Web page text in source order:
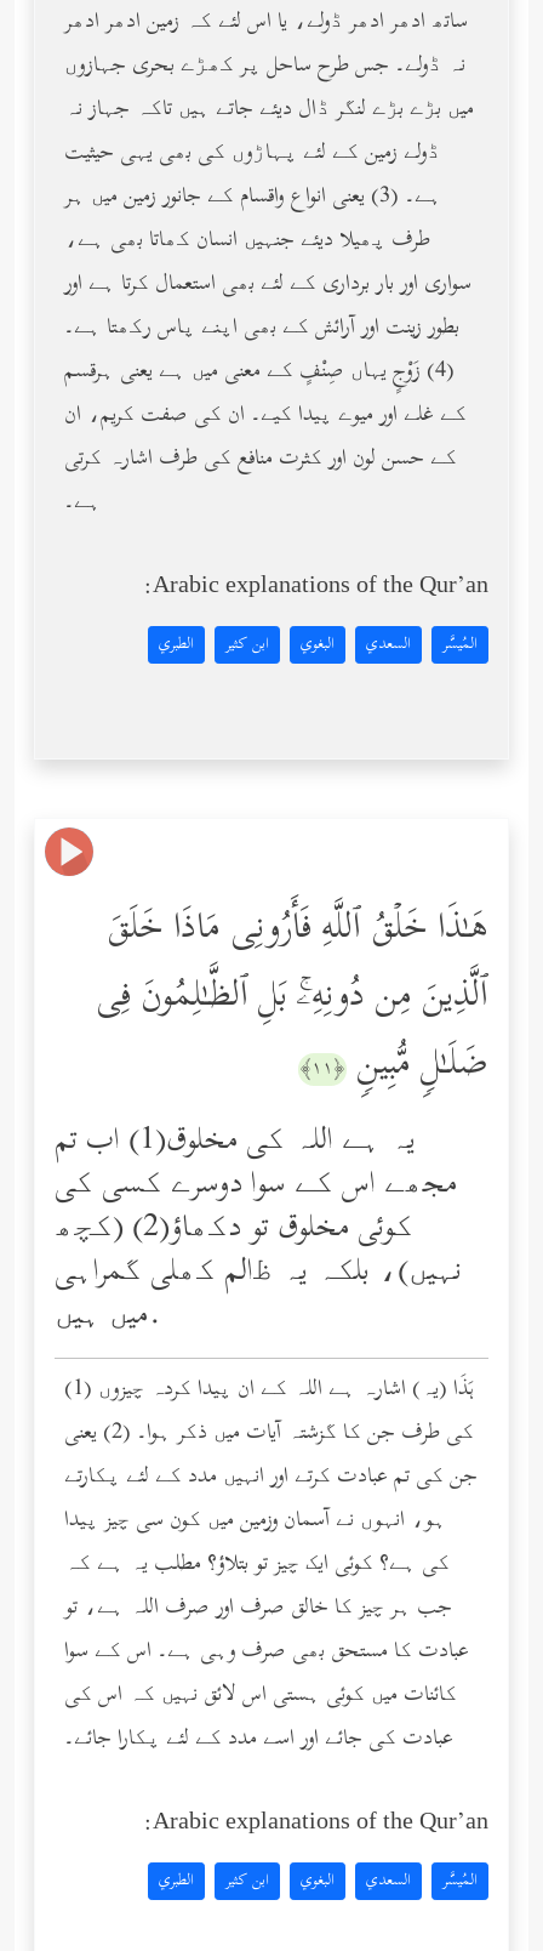
ساتھ ادھر ادھر ڈولے، یا اس لئے کہ زمین ادھر ادھر
نہ ڈولے۔ جس طرح ساحل پر کھڑے بحری جہازوں
میں بڑے بڑے لنگر ڈال دیئے جاتے ہیں تاکہ جہاز نہ
ڈولے زمین کے لئے پہاڑوں کی بھی یہی حیثیت
ہے۔ (3) یعنی انواع واقسام کے جانور زمین میں ہر
طرف پھیلا دیئے جنہیں انسان کھاتا بھی ہے،
سواری اور بار برداری کے لئے بھی استعمال کرتا ہے اور
بطور زینت اور آرائش کے بھی اپنے پاس رکھتا ہے۔
(4) زَوْجٍ یہاں صِنْفٍ کے معنی میں ہے یعنی ہرقسم
کے غلے اور میوے پیدا کیے۔ ان کی صفت کریم، ان
کے حسن لون اور کثرت منافع کی طرف اشارہ کرتی
ہے۔
Arabic explanations of the Qur’an:
المُيسَّر السعدي البغوي ابن كثير الطبري
هَـٰذَا خَلۡقُ ٱللَّهِ فَأَرُونِی مَاذَا خَلَقَ
ٱلَّذِینَ مِن دُونِهِۦۚ بَلِ ٱلظَّـٰلِمُونَ فِی
ضَلَـٰلࣲ مُّبِینࣲ ﴿١١﴾
یہ ہے اللہ کی مخلوق(1) اب تم
مجھے اس کے سوا دوسرے کسی کی
کوئی مخلوق تو دکھاؤ(2) (کچھ
نہیں)، بلکہ یہ ﻇالم کھلی گمراہی
میں ہیں.
(1) هَذَا (یہ) اشارہ ہے اللہ کے ان پیدا کردہ چیزوں
کی طرف جن کا گزشتہ آیات میں ذکر ہوا۔ (2) یعنی
جن کی تم عبادت کرتے اور انہیں مدد کے لئے پکارتے
ہو، انہوں نے آسمان وزمین میں کون سی چیز پیدا
کی ہے؟ کوئی ایک چیز تو بتلاؤ؟ مطلب یہ ہے کہ
جب ہر چیز کا خالق صرف اور صرف اللہ ہے، تو
عبادت کا مستحق بھی صرف وہی ہے۔ اس کے سوا
کائنات میں کوئی ہستی اس لائق نہیں کہ اس کی
عبادت کی جائے اور اسے مدد کے لئے پکارا جائے۔
Arabic explanations of the Qur’an:
المُيسَّر السعدي البغوي ابن كثير الطبري